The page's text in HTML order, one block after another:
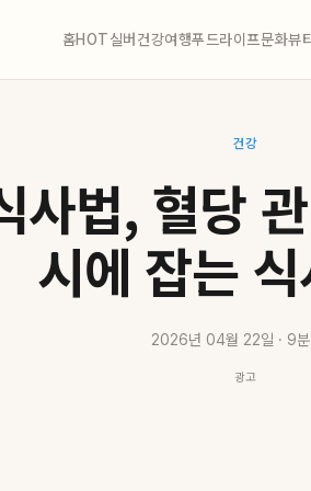
홈HOT실버건강여행푸드라이프문화뷰
건강
사법, 혈당
시에 잡는
2026년 04월 22일 · 9분
광고